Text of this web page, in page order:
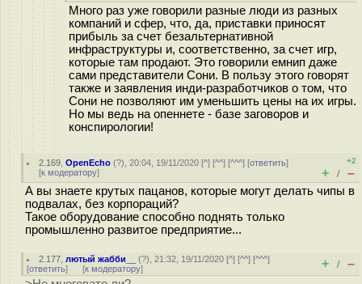
Много раз уже говорили разные люди из разных
компаний и сфер, что, да, приставки приносят
прибыль за счет безальтернативной
инфраструктуры и, соответственно, за счет игр,
которые там продают. Это говорили емнип даже
сами представители Сони. В пользу этого говорят
также и заявления инди-разработчиков о том, что
Сони не позволяют им уменьшить цены на их игры.
Но мы ведь на опеннете - базе заговоров и
конспирологии!
2.169 ,OpenEcho (?), 20:04, 19/11/2020 [^] [^^] [^^^] [ответить]
[к модератору]
+2
+ / –
А вы знаете крутых пацанов, которые могут делать чипы в
подвалах, без корпораций?
Такое оборудование способно поднять только
промышленно развитое предприятие...
2.177 ,лютый жабби__ (?), 21:32, 19/11/2020 [^] [^^] [^^^]
[ответить] [к модератору] + / –